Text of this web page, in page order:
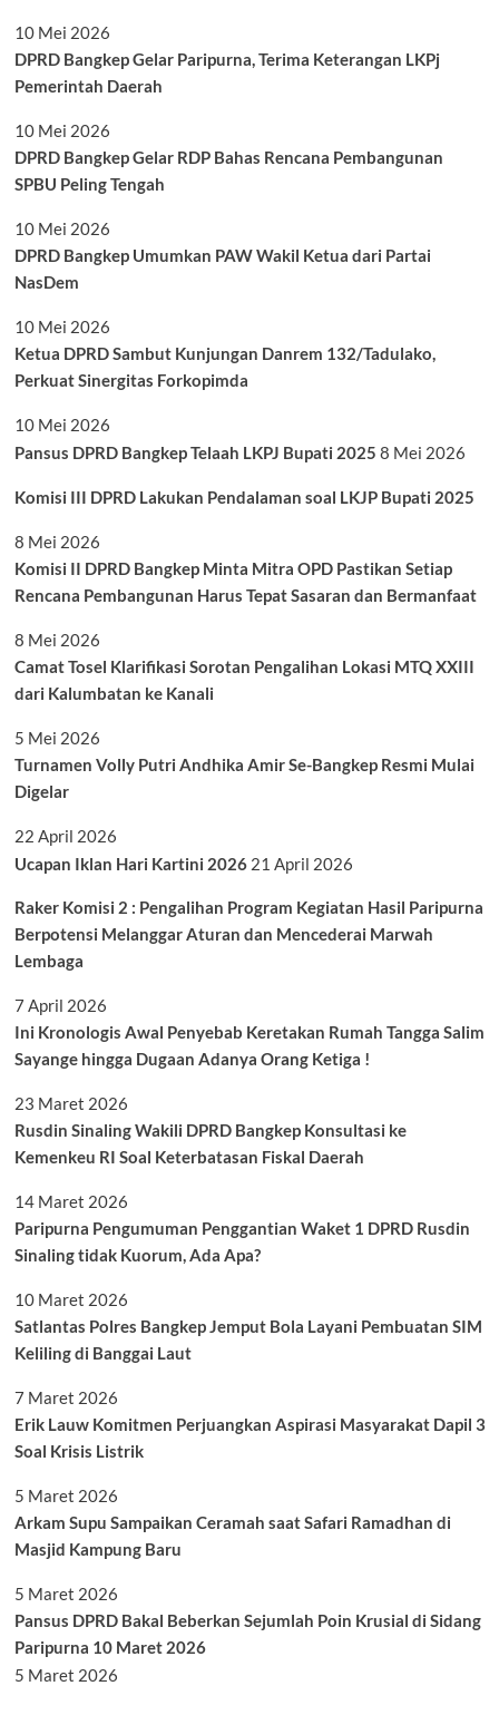
10 Mei 2026
DPRD Bangkep Gelar Paripurna, Terima Keterangan LKPj
Pemerintah Daerah
10 Mei 2026
DPRD Bangkep Gelar RDP Bahas Rencana Pembangunan
SPBU Peling Tengah
10 Mei 2026
DPRD Bangkep Umumkan PAW Wakil Ketua dari Partai
NasDem
10 Mei 2026
Ketua DPRD Sambut Kunjungan Danrem 132/Tadulako,
Perkuat Sinergitas Forkopimda
10 Mei 2026
Pansus DPRD Bangkep Telaah LKPJ Bupati 2025 8 Mei 2026
Komisi III DPRD Lakukan Pendalaman soal LKJP Bupati 2025
8 Mei 2026
Komisi II DPRD Bangkep Minta Mitra OPD Pastikan Setiap
Rencana Pembangunan Harus Tepat Sasaran dan Bermanfaat
8 Mei 2026
Camat Tosel Klarifikasi Sorotan Pengalihan Lokasi MTQ XXIII
dari Kalumbatan ke Kanali
5 Mei 2026
Turnamen Volly Putri Andhika Amir Se-Bangkep Resmi Mulai
Digelar
22 April 2026
Ucapan Iklan Hari Kartini 2026 21 April 2026
Raker Komisi 2 : Pengalihan Program Kegiatan Hasil Paripurna
Berpotensi Melanggar Aturan dan Mencederai Marwah
Lembaga
7 April 2026
Ini Kronologis Awal Penyebab Keretakan Rumah Tangga Salim
Sayange hingga Dugaan Adanya Orang Ketiga !
23 Maret 2026
Rusdin Sinaling Wakili DPRD Bangkep Konsultasi ke
Kemenkeu RI Soal Keterbatasan Fiskal Daerah
14 Maret 2026
Paripurna Pengumuman Penggantian Waket 1 DPRD Rusdin
Sinaling tidak Kuorum, Ada Apa?
10 Maret 2026
Satlantas Polres Bangkep Jemput Bola Layani Pembuatan SIM
Keliling di Banggai Laut
7 Maret 2026
Erik Lauw Komitmen Perjuangkan Aspirasi Masyarakat Dapil 3
Soal Krisis Listrik
5 Maret 2026
Arkam Supu Sampaikan Ceramah saat Safari Ramadhan di
Masjid Kampung Baru
5 Maret 2026
Pansus DPRD Bakal Beberkan Sejumlah Poin Krusial di Sidang
Paripurna 10 Maret 2026
5 Maret 2026